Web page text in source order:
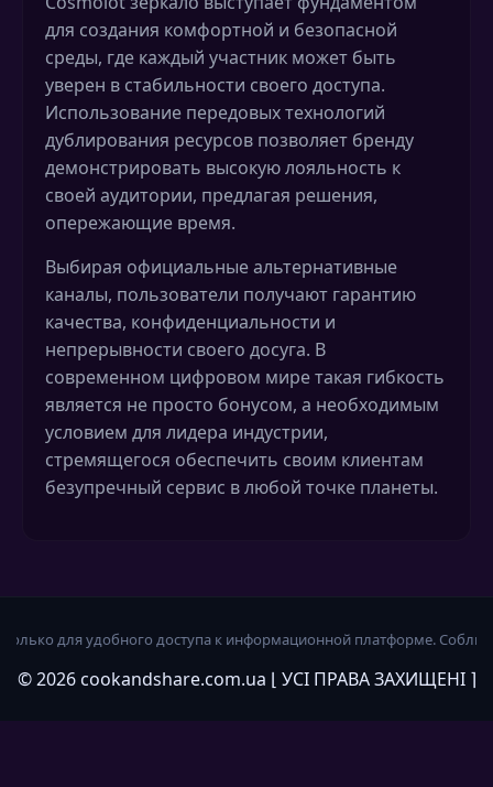
для создания комфортной и безопасной
среды, где каждый участник может быть
уверен в стабильности своего доступа.
Использование передовых технологий
дублирования ресурсов позволяет бренду
демонстрировать высокую лояльность к
своей аудитории, предлагая решения,
опережающие время.
Выбирая официальные альтернативные
каналы, пользователи получают гарантию
качества, конфиденциальности и
непрерывности своего досуга. В
современном цифровом мире такая гибкость
является не просто бонусом, а необходимым
условием для лидера индустрии,
стремящегося обеспечить своим клиентам
безупречный сервис в любой точке планеты.
к информационной платформе. Соблюдайте принципы
©2026cookandshare.com.ua ⌊ УСІ ПРАВА ЗАХИЩЕНІ ⌉